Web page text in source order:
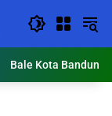
Bale Kota Bandung